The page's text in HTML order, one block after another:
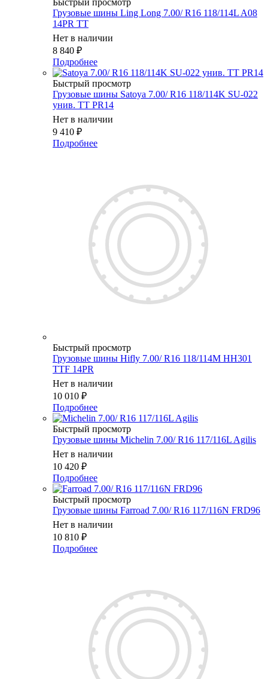
Быстрый просмотр
Грузовые шины Ling Long 7.00/ R16 118/114L A08
14PR TT
Нет в наличии
8 840 ₽
Подробнее
Быстрый просмотр
Грузовые шины Satoya 7.00/ R16 118/114K SU-022
унив. TT PR14
Нет в наличии
9 410 ₽
Подробнее
Быстрый просмотр
Грузовые шины Hifly 7.00/ R16 118/114M HH301
TTF 14PR
Нет в наличии
10 010 ₽
Подробнее
Быстрый просмотр
Грузовые шины Michelin 7.00/ R16 117/116L Agilis
Нет в наличии
10 420 ₽
Подробнее
Быстрый просмотр
Грузовые шины Farroad 7.00/ R16 117/116N FRD96
Нет в наличии
10 810 ₽
Подробнее